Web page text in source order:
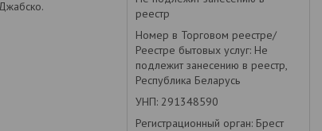
реестр
Номер в Торговом реестре/
Реестре бытовых услуг: Не
подлежит занесению в реестр,
Республика Беларусь
УНП: 291348590
Регистрационный орган: Брест